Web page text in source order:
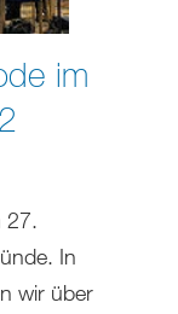
im
27.
In
wir über